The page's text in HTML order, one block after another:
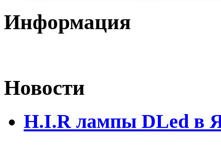
Информация
Новости
H.I.R лампы DLed в